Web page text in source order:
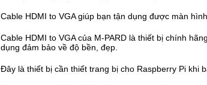
Cable HDMI to VGA giúp bạn tận dụng được màn
Cable HDMI to VGA của M-PARD là thiết bị chính
dụng đảm bảo về độ bền, đẹp.
Đây là thiết bị cần thiết trang bị cho Raspberry Pi khi